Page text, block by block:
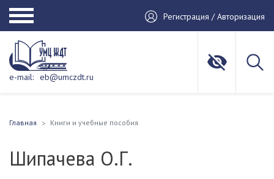
Регистрация / Авторизация
e-mail: eb@umczdt.ru
Главная Книги и учебные пособия
Шипачева О.Г.